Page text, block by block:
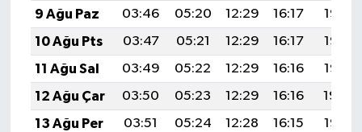
9 Ağu Paz
03:46 05:20 12:29 16:17
19:28
10 Ağu Pts
03:47 05:21 12:29 16:17
19:27
11 Ağu Sal
03:49 05:22 12:29 16:16
19:25
12 Ağu Çar
03:50 05:23 12:29 16:16
19:24
13 Ağu Per
03:51 05:24 12:28 16:15
19:23